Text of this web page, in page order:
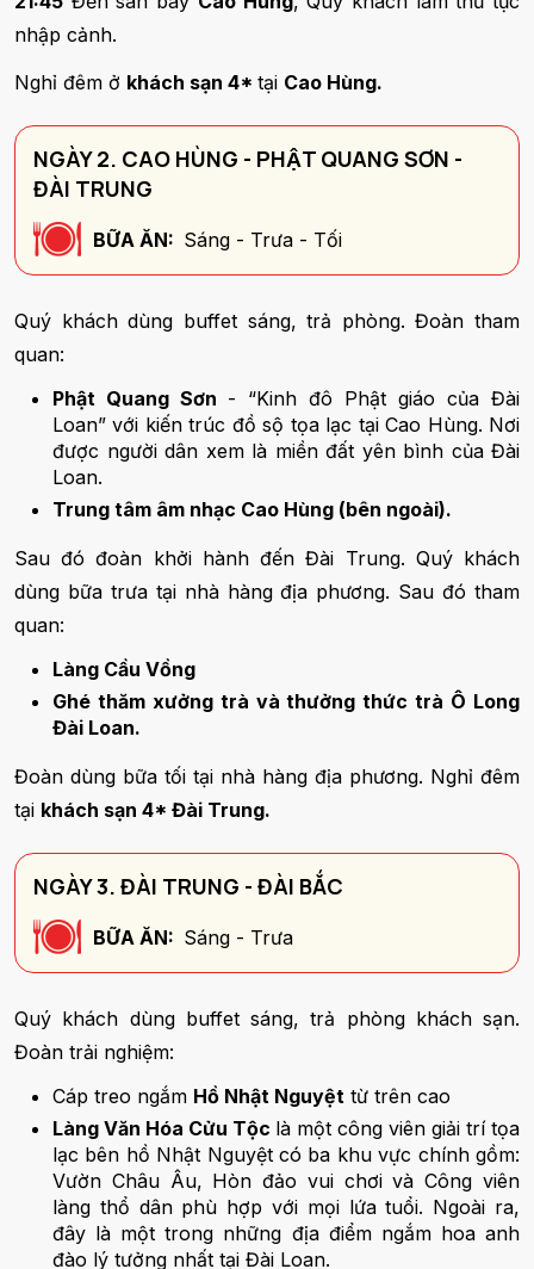
nhập cảnh.
Nghỉ đêm ở khách sạn 4* tại Cao Hùng.
NGÀY 2. CAO HÙNG - PHẬT QUANG SƠN -
ĐÀI TRUNG
BỮA ĂN: Sáng - Trưa - Tối
Quý khách dùng buffet sáng, trả phòng. Đoàn tham
quan:
Phật Quang Sơn - “Kinh đô Phật giáo của Đài
Loan” với kiến trúc đồ sộ tọa lạc tại Cao Hùng. Nơi
được người dân xem là miền đất yên bình của Đài
Loan.
Trung tâm âm nhạc Cao Hùng (bên ngoài).
Sau đó đoàn khởi hành đến Đài Trung. Quý khách
dùng bữa trưa tại nhà hàng địa phương. Sau đó tham
quan:
Làng Cầu Vồng
Ghé thăm xưởng trà và thưởng thức trà Ô Long
Đài Loan.
Đoàn dùng bữa tối tại nhà hàng địa phương. Nghỉ đêm
tại khách sạn 4* Đài Trung.
NGÀY 3. ĐÀI TRUNG - ĐÀI BẮC
BỮA ĂN: Sáng - Trưa
Quý khách dùng buffet sáng, trả phòng khách sạn.
Đoàn trải nghiệm:
Cáp treo ngắm Hồ Nhật Nguyệt từ trên cao
Làng Văn Hóa Cửu Tộc là một công viên giải trí tọa
lạc bên hồ Nhật Nguyệt có ba khu vực chính gồm:
Vườn Châu Âu, Hòn đảo vui chơi và Công viên
làng thổ dân phù hợp với mọi lứa tuổi. Ngoài ra,
đây là một trong những địa điểm ngắm hoa anh
đào lý tưởng nhất tại Đài Loan.